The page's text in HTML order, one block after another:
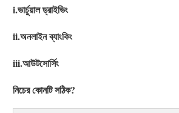
i.ভার্চুয়াল ড্রাইভিং
ii.অনলাইন ব্যাংকিং
iii.আউটসোর্সিং
নিচের কোনটি সঠিক?